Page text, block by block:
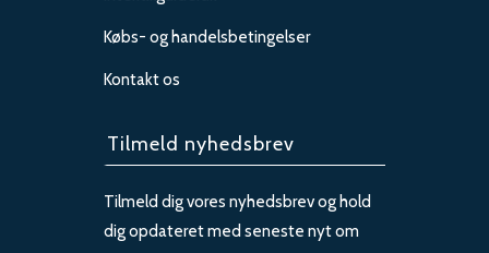
Købs- og handelsbetingelser
Kontakt os
Tilmeld nyhedsbrev
Tilmeld dig vores nyhedsbrev og hold
dig opdateret med seneste nyt om